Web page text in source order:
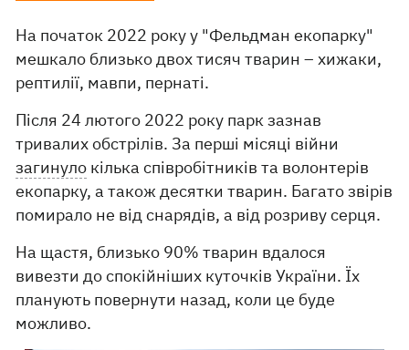
На початок 2022 року у "Фельдман екопарку"
мешкало близько двох тисяч тварин – хижаки,
рептилії, мавпи, пернаті.
Після 24 лютого 2022 року парк зазнав
тривалих обстрілів. За перші місяці війни
загинуло кілька співробітників та волонтерів
екопарку, а також десятки тварин. Багато звірів
помирало не від снарядів, а від розриву серця.
На щастя, близько 90% тварин вдалося
вивезти до спокійніших куточків України. Їх
планують повернути назад, коли це буде
можливо.